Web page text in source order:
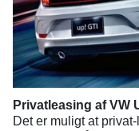
Privatleasing af VW
Det er muligt at